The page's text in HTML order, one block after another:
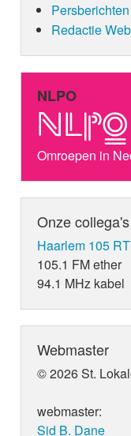
Persberichten
Redactie
NLPO
Omroepen in
Onze collega's
Haarlem 105
105.1 FM ether
94.1 MHz kabel
Webmaster
© 2026 St.
webmaster:
Sid B. Dane